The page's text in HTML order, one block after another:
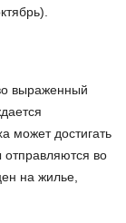
выраженный
может достигать
отправляются во
на жилье,